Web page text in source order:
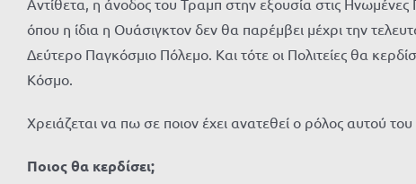
Αντίθετα, η άνοδος του Τραμπ στην εξουσία στις
όπου η ίδια η Ουάσιγκτον δεν θα παρέμβει μέχρι την
Δεύτερο Παγκόσμιο Πόλεμο. Και τότε οι Πολιτείες θα
Κόσμο.
Χρειάζεται να πω σε ποιον έχει ανατεθεί ο ρόλος αυτού
Ποιος θα κερδίσει;